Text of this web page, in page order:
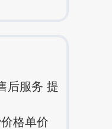
后服务 提
格单价